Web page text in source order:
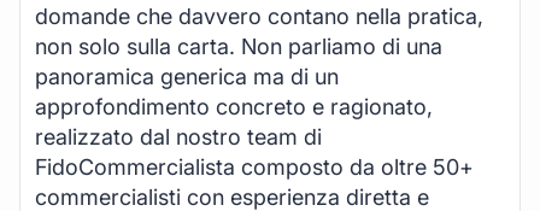
domande che davvero contano nella pratica,
non solo sulla carta. Non parliamo di una
panoramica generica ma di un
approfondimento concreto e ragionato,
realizzato dal nostro team di
FidoCommercialista composto da oltre 50+
commercialisti con esperienza diretta e